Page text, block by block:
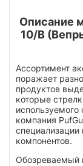
Описание
10/В
Ассортимент
поражает
продуктов
которые
компания
специализации
компонентов.
Обозреваемый